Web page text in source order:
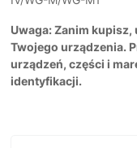
Uwaga: Zanim kupisz,
Twojego urządzenia.
urządzeń, części i
identyfikacji.